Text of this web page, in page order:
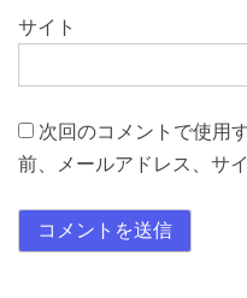
サイト
次回のコメントで使用
前、メールアドレス、サ